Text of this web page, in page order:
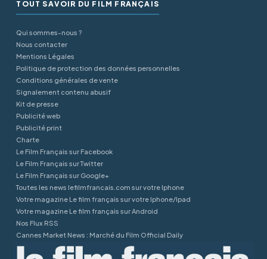
TOUT SAVOIR DU FILM FRANÇAIS
Qui sommes-nous ?
Nous contacter
Mentions Légales
Politique de protection des données personnelles
Conditions générales de vente
Signalement contenu abusif
Kit de presse
Publicité web
Publicité print
Charte
Le Film Français sur Facebook
Le Film Français sur Twitter
Le Film Français sur Google+
Toutes les news lefilmfrancais.com sur votre Iphone
Votre magazine Le film français sur votre Iphone/Ipad
Votre magazine Le film français sur Android
Nos Flux RSS
Cannes Market News : Marché du Film Official Daily